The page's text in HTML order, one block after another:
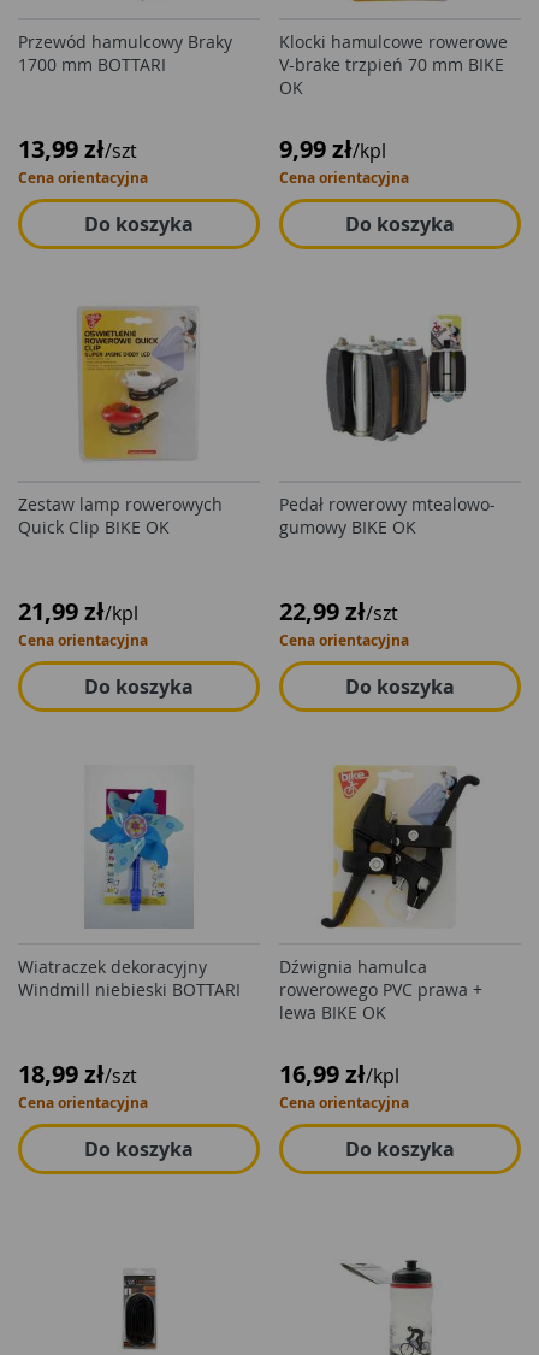
Przewód hamulcowy Braky
1700 mm BOTTARI
13,99 zł/szt
Cena orientacyjna
Do koszyka
Klocki hamulcowe rowerowe
V-brake trzpień 70 mm BIKE
OK
9,99 zł/kpl
Cena orientacyjna
Do koszyka
Zestaw lamp rowerowych
Quick Clip BIKE OK
21,99 zł/kpl
Cena orientacyjna
Do koszyka
Pedał rowerowy mtealowo-
gumowy BIKE OK
22,99 zł/szt
Cena orientacyjna
Do koszyka
Wiatraczek dekoracyjny
Windmill niebieski BOTTARI
18,99 zł/szt
Cena orientacyjna
Do koszyka
Dźwignia hamulca
rowerowego PVC prawa +
lewa BIKE OK
16,99 zł/kpl
Cena orientacyjna
Do koszyka